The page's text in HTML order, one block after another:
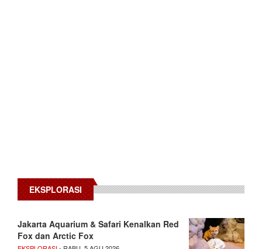
EKSPLORASI
Jakarta Aquarium & Safari Kenalkan Red
Fox dan Arctic Fox